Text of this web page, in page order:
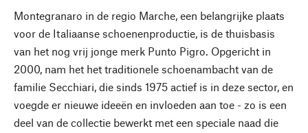
Montegranaro in de regio Marche, een belangrijke plaats
voor de Italiaanse schoenenproductie, is de thuisbasis
van het nog vrij jonge merk Punto Pigro. Opgericht in
2000, nam het het traditionele schoenambacht van de
familie Secchiari, die sinds 1975 actief is in deze sector, en
voegde er nieuwe ideeën en invloeden aan toe - zo is een
deel van de collectie bewerkt met een speciale naad die